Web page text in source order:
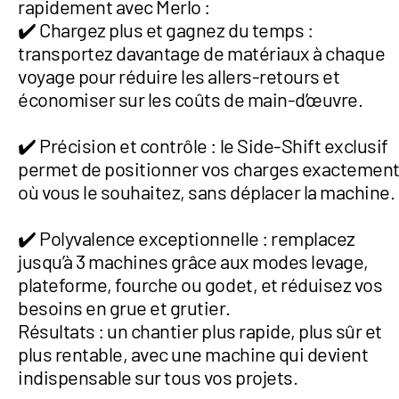
rapidement avec Merlo :
✔️ Chargez plus et gagnez du temps :
transportez davantage de matériaux à chaque
voyage pour réduire les allers-retours et
économiser sur les coûts de main-d’œuvre.
✔️ Précision et contrôle : le Side-Shift exclusif
permet de positionner vos charges exactement
où vous le souhaitez, sans déplacer la machine.
✔️ Polyvalence exceptionnelle : remplacez
jusqu’à 3 machines grâce aux modes levage,
plateforme, fourche ou godet, et réduisez vos
besoins en grue et grutier.
Résultats : un chantier plus rapide, plus sûr et
plus rentable, avec une machine qui devient
indispensable sur tous vos projets.